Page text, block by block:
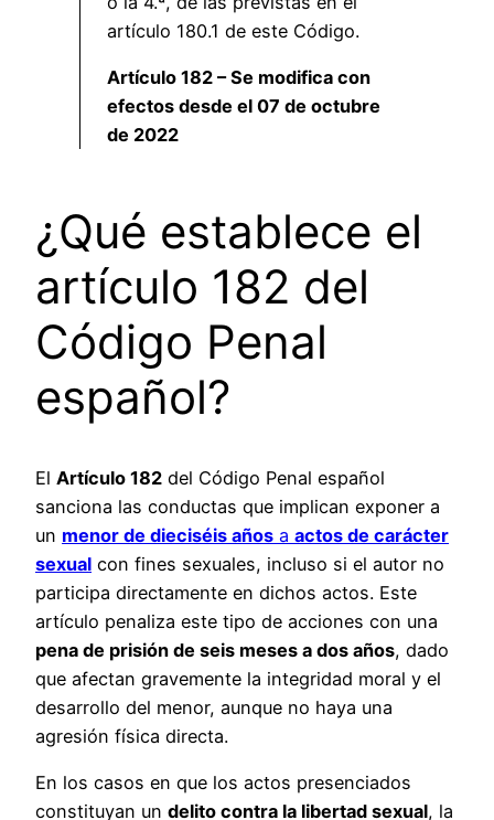
artículo 180.1 de este Código.
Artículo 182 – Se modifica con
efectos desde el 07 de octubre
de 2022
¿Qué establece el
artículo 182 del
Código Penal
español?
El Artículo 182 del Código Penal español
sanciona las conductas que implican exponer a
un menor de dieciséis años a actos de carácter
sexual con fines sexuales, incluso si el autor no
participa directamente en dichos actos. Este
artículo penaliza este tipo de acciones con una
pena de prisión de seis meses a dos años, dado
que afectan gravemente la integridad moral y el
desarrollo del menor, aunque no haya una
agresión física directa.
En los casos en que los actos presenciados
constituyan un delito contra la libertad sexual, la